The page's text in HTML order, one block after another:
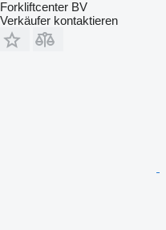
Forkliftcenter BV
Verkäufer kontaktieren